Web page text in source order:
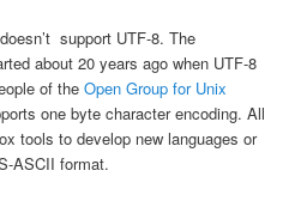
doesn’t support UTF-8. The
about 20 years ago when UTF-8
of theOpen Group for Unix
one byte character encoding. All
tools to develop new languages or
ASCII format.